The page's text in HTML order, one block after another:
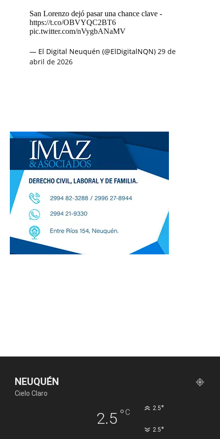
San Lorenzo dejó pasar una chance clave -
https://t.co/OBVYQC2BT6
pic.twitter.com/nVygbANaMV
— El Digital Neuquén (@ElDigitalNQN) 29 de
abril de 2026
NEUQUÉN
Cielo Claro
2.5 °C 2.5°
2.5°